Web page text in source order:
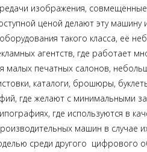
изображения,
ценой делают эту
такого класса, её
агентств, где работает
малых печатных салонов,
, каталоги, брошюры,
где желают с минимальными
где используются в
машин в случае
среди другого цифрового